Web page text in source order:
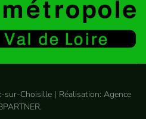
Choisille | Réalisation: Agence
.